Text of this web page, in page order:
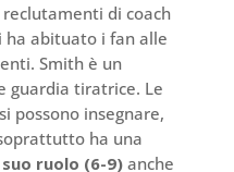
di coach
abituato i fan alle
Smith è un
guardia tiratrice. Le
possono insegnare,
ha una
ruolo (6-9)anche